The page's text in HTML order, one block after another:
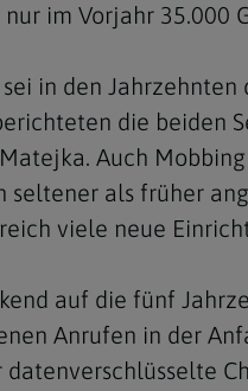
im Vorjahr 35.000
in den
die beiden
Auch
seltener als früher
viele neue
auf die fünf
Anrufen in der
datenverschlüsselte